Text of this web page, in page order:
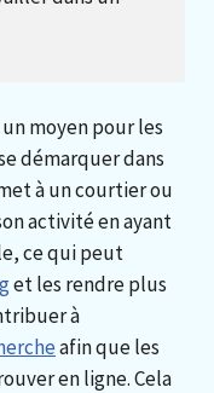
moyen pour les
démarquer dans
à un courtier ou
activité en ayant
ce qui peut
et les rendre plus
à
afin que les
en ligne. Cela